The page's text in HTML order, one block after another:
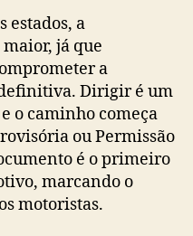
estados, a
já que
a
Dirigir é um
o caminho começa
ou Permissão
é o primeiro
marcando o
motoristas.